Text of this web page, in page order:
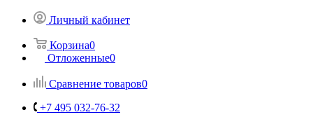
Личный кабинет
Корзина0
Отложенные0
Сравнение товаров0
+7 495 032-76-32